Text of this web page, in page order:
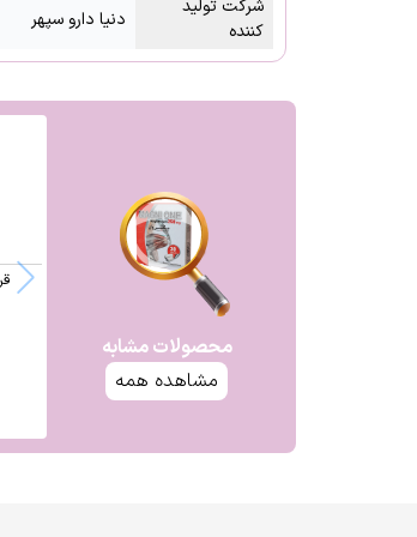
شرکت تولید
کننده
دنیا دارو سپهر
محصولات مشابه
مشاهده همه